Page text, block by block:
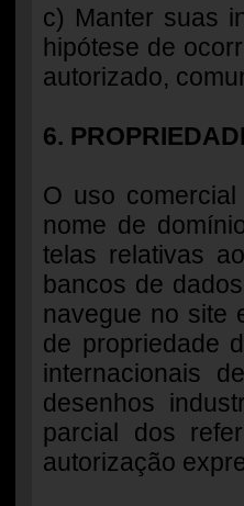
c) Manter suas
hipótese de
autorizado,
6.
O uso
nome de
telas relativas
bancos de
navegue no site
de propriedade
internacionais
desenhos
parcial dos
autorização